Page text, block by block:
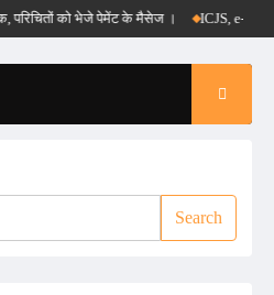
को भेजे पेमेंट के मैसेज । ICJS, e-DAR और
Search